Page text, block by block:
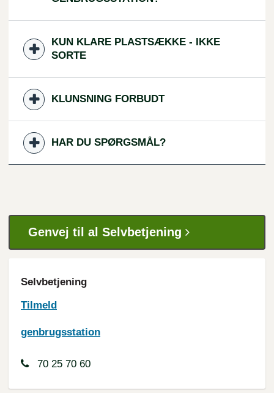
KUN KLARE PLASTSÆKKE - IKKE
SORTE
KLUNSNING FORBUDT
HAR DU SPØRGSMÅL?
Genvej til al Selvbetjening
Selvbetjening
Tilmeld
genbrugsstation
70 25 70 60